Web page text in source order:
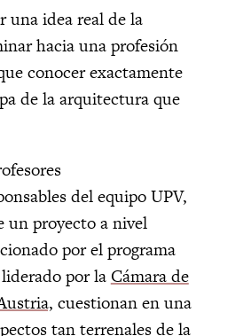
una idea real de la
hacia una profesión
conocer exactamente
de la arquitectura que
del equipo UPV,
un proyecto a nivel
por el programa
por la Cámara de
cuestionan en una
tan terrenales de la